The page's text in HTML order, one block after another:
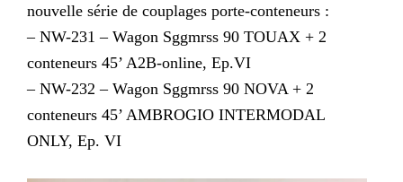
nouvelle série de couplages porte-conteneurs :
– NW-231 – Wagon Sggmrss 90 TOUAX + 2
conteneurs 45’ A2B-online, Ep.VI
– NW-232 – Wagon Sggmrss 90 NOVA + 2
conteneurs 45’ AMBROGIO INTERMODAL
ONLY, Ep. VI